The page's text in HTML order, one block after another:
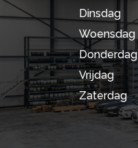
Dinsdag
Woensdag
Donderdag
Vrijdag
Zaterdag